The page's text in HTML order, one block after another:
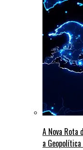
A Nova Rota
a Geopolítica